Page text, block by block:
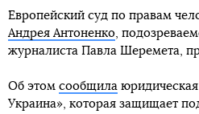
Европейский суд по правам
Андрея Антоненко ,
журналиста Павла Шеремета,
Об этом сообщила
Украина», которая защищает